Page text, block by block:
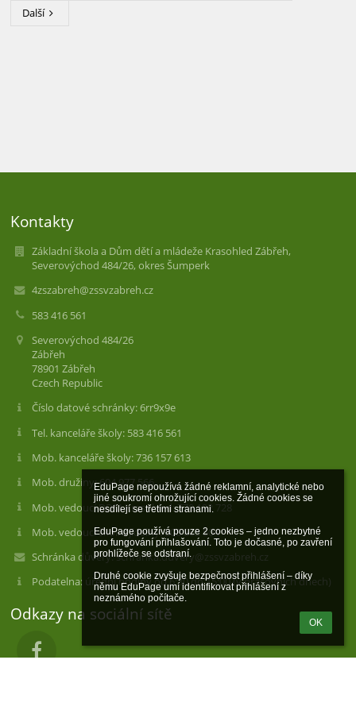
EduPage nepoužívá žádné reklamní, analytické nebo
jiné soukromí ohrožující cookies. Žádné cookies se
nesdílejí se třetími stranami.
EduPage používá pouze 2 cookies – jedno nezbytné
pro fungování přihlašování. Toto je dočasné, po zavření
prohlížeče se odstraní.
Druhé cookie zvyšuje bezpečnost přihlášení – díky
němu EduPage umí identifikovat přihlášení z
neznámého počítače.
OK
Další
Kontakty
Základní škola a Dům dětí a mládeže Krasohled Zábřeh,
Severovýchod 484/26, okres Šumperk
4zszabreh@zssvzabreh.cz
583 416 561
Severovýchod 484/26
Zábřeh
78901 Zábřeh
Czech Republic
Číslo datové schránky: 6rr9x9e
Tel. kanceláře školy: 583 416 561
Mob. kanceláře školy: 736 157 613
Mob. družiny: 604 977 566
Mob. vedoucí DDM Krasohled: 770 192 728
Mob. vedoucí školní jídelny: 608 863 504
Schránka důvěry: schranka.duvery@zssvzabreh.cz
Podatelna: úřední hodiny od 6:30 do 15:00 (v pracovních dnech)
Odkazy na sociální sítě